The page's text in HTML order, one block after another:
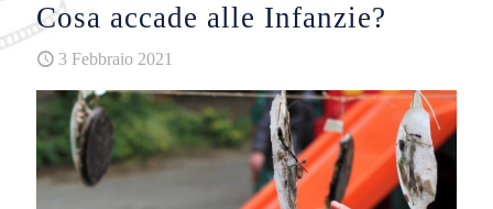
Cosa accade alle Infanzie?
3 Febbraio 2021